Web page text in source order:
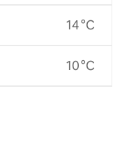
14 °C
10 °C